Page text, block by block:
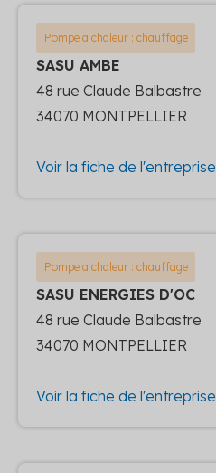
Pompe a chaleur : chauffage
SASU AMBE
48 rue Claude Balbastre
34070 MONTPELLIER
Voir la fiche de l'entreprise
Pompe a chaleur : chauffage
SASU ENERGIES D'OC
48 rue Claude Balbastre
34070 MONTPELLIER
Voir la fiche de l'entreprise